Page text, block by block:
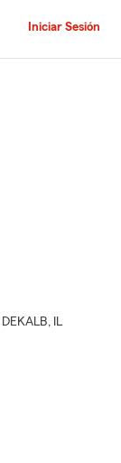
Iniciar Sesión
DEKALB, IL